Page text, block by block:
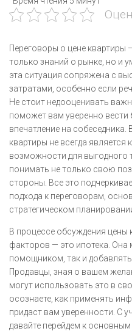
Переговоры о цене квартиры
только знаний о рынке, но и
эта ситуация сопряжена с
затратами, особенно если
Не стоит недооценивать
поможет вам уверенно вести
впечатление на
квартиры не всегда
возможности для выгодного
понимать не только свою
стороны. Все это
подхода к переговорам,
стратегическом
В процессе обсуждения цены
факторов — это ипотека.
помощником, так и
Продавцы, зная о вашем
могут использовать это в
осознаете, как применять
придаст вам уверенности. С
давайте перейдем к